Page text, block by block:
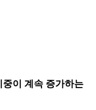
이 계속 증가하는